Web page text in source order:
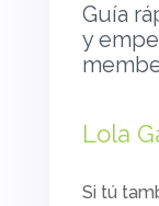
Guía
y
Lola
Si tú